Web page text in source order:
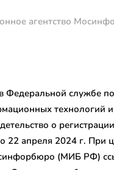
агентство
Федеральной службе
технологий
о
апреля 2024 г. При
(МИБ РФ)